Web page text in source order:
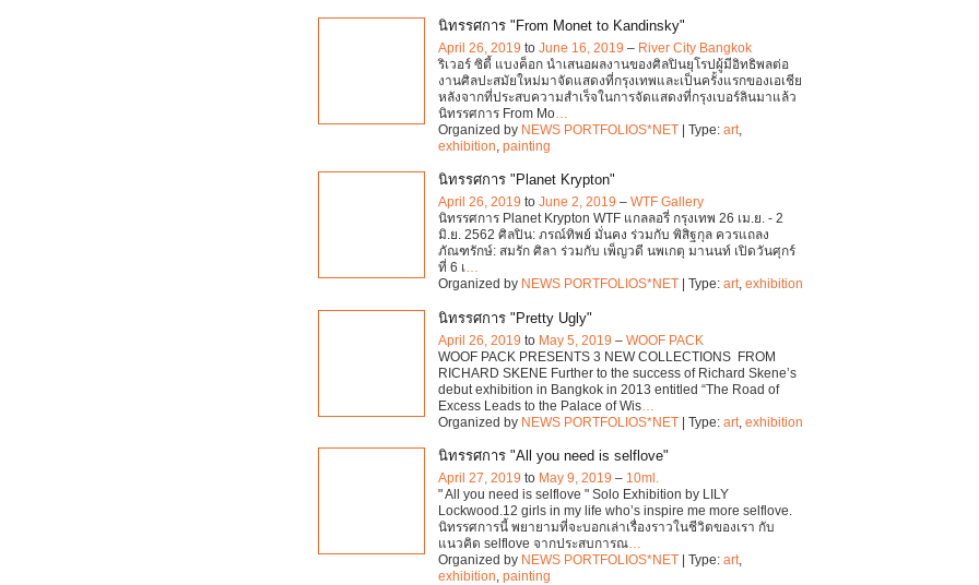
นิทรรศการ "From Monet to Kandinsky"
April 26, 2019 to June 16, 2019 – River City Bangkok
ริเวอร์ ซิตี้ แบงค็อก นำเสนอผลงานของศิลปินยุโรปผู้มีอิทธิพลต่อ
งานศิลปะสมัยใหม่มาจัดแสดงที่กรุงเทพและเป็นครั้งแรกของเอเชีย
หลังจากที่ประสบความสำเร็จในการจัดแสดงที่กรุงเบอร์ลินมาแล้ว
นิทรรศการ From Mo
Organized by NEWS PORTFOLIOS*NET | Type: art
exhibition painting
นิทรรศการ "Planet Krypton"
April 26, 2019 to June 2, 2019 – WTF Gallery
นิทรรศการ Planet Krypton WTF แกลลอรี่ กรุงเทพ 26 เม.ย. - 2
มิ.ย. 2562 ศิลปิน: ภรณ์ทิพย์ มั่นคง ร่วมกับ พิสิฐกุล ควรแถลง
ภัณฑรักษ์: สมรัก ศิลา ร่วมกับ เพ็ญวดี นพเกตุ มานนท์ เปิดวันศุกร์
ที่ 6 เ…
Organized by NEWS PORTFOLIOS*NET | Type: art, exhibition
นิทรรศการ "Pretty Ugly"
April 26, 2019 to May 5, 2019 – WOOF PACK
WOOF PACK PRESENTS 3 NEW COLLECTIONS FROM
RICHARD SKENE Further to the success of Richard Skene’s
debut exhibition in Bangkok in 2013 entitled “The Road of
Excess Leads to the Palace of Wis
Organized by NEWS PORTFOLIOS*NET | Type: art exhibition
นิทรรศการ "All you need is selflove"
April 27, 2019 to May 9, 2019 – 10ml.
" All you need is selflove " Solo Exhibition by LILY
Lockwood.12 girls in my life who’s inspire me more selflove.
นิทรรศการนี้ พยายามที่จะบอกเล่าเรื่องราวในชีวิตของเรา กับ
แนวคิด selflove จากประสบการณ…
Organized by NEWS PORTFOLIOS*NET | Type: art,
exhibition, painting